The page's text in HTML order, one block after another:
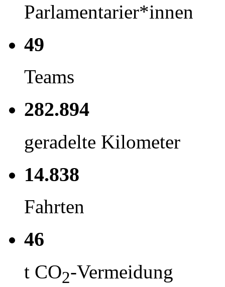
Parlamentarier*innen
49
Teams
282.894
geradelte Kilometer
14.838
Fahrten
46
t CO2-Vermeidung